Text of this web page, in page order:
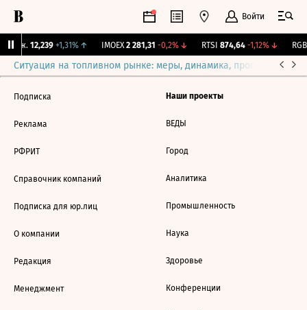
Войти
Бирж. 12,239 +1,31%↑ IMOEX 2 281,31 -0,2%↓ RTSI 874,64 -1,12%↓ RGBI
Ситуация на топливном рынке: меры, динамика, прогнозы
Подписка
Реклама
РФРИТ
Справочник компаний
Подписка для юр.лиц
О компании
Редакция
Менеджмент
Наши проекты
ВЕДЫ
Город
Аналитика
Промышленность
Наука
Здоровье
Конференции